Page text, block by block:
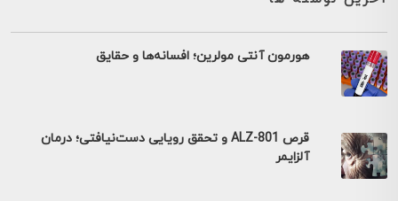
هورمون آنتی مولرین؛ افسانه‌ها و حقایق
قرص ALZ-801 و تحقق رویایی دست‌نیافتی؛ درمان
آلزایمر